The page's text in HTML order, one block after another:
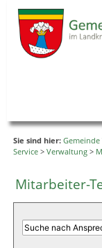
Sie sind hier:
Service > Verwaltung >
Mitarbeiter-